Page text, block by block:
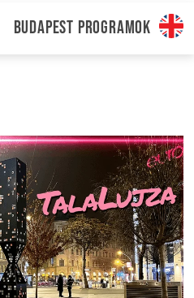
Budapest programok